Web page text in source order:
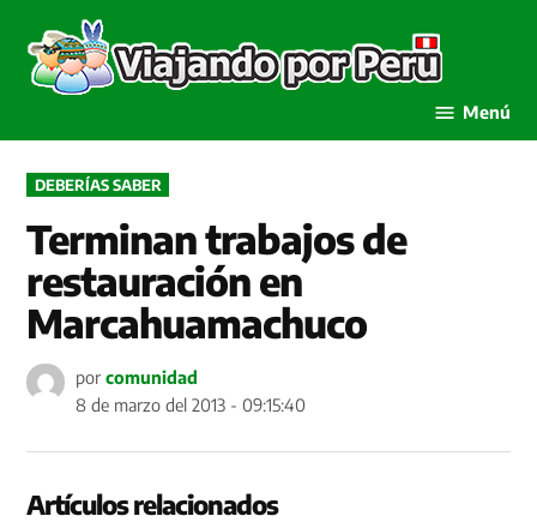
contenido
por
Menú
PUBLICADO
EN
DEBERÍAS SABER
Terminan trabajos de
restauración en
Marcahuamachuco
por comunidad
8 de marzo del 2013 - 09:15:40
Artículos relacionados